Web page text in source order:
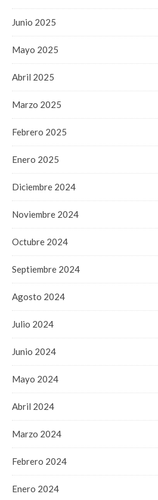
Junio 2025
Mayo 2025
Abril 2025
Marzo 2025
Febrero 2025
Enero 2025
Diciembre 2024
Noviembre 2024
Octubre 2024
Septiembre 2024
Agosto 2024
Julio 2024
Junio 2024
Mayo 2024
Abril 2024
Marzo 2024
Febrero 2024
Enero 2024